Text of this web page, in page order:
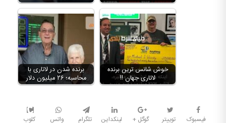
برنده شدن در لاتاری با
محاسبه؛ ۲۶ میلیون دلار
خوش شانس ترین برنده
لاتاری جهان !!
فیسبوک توییتر گوگل + لینکداین تلگرام
واتس
کلوب